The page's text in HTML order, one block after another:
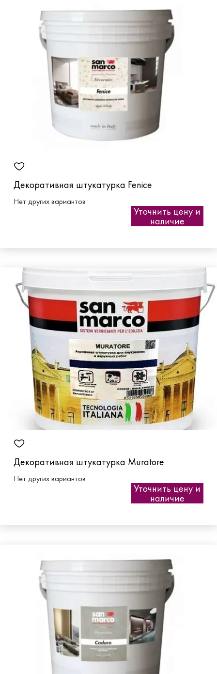
Декоративная штукатурка Fenice
Нет других вариантов
Уточнить цену и
наличие
Декоративная штукатурка Muratore
Нет других вариантов
Уточнить цену и
наличие